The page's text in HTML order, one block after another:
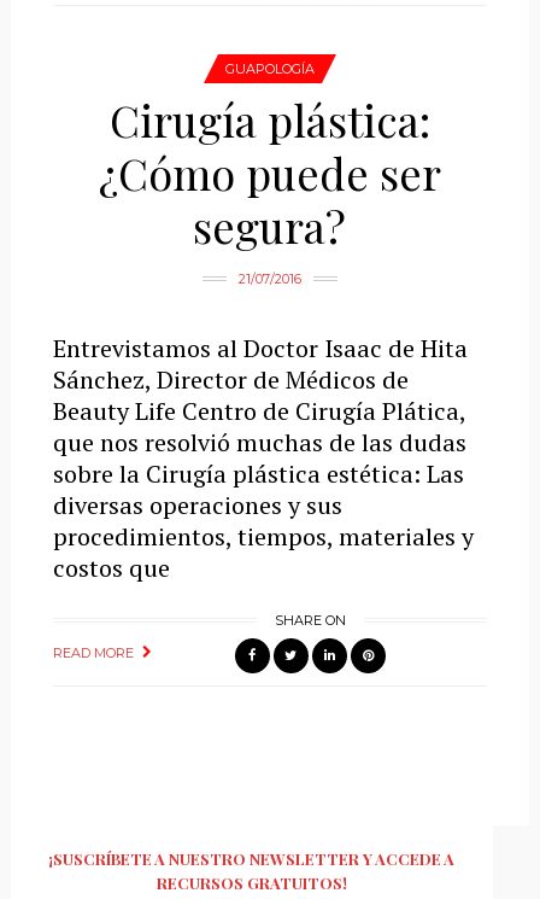
GUAPOLOGÍA
Cirugía plástica:
¿Cómo puede ser
segura?
21/07/2016
Entrevistamos al Doctor Isaac de Hita
Sánchez, Director de Médicos de
Beauty Life Centro de Cirugía Plática,
que nos resolvió muchas de las dudas
sobre la Cirugía plástica estética: Las
diversas operaciones y sus
procedimientos, tiempos, materiales y
costos que
READ MORE
SHARE ON
¡SUSCRÍBETE A NUESTRO NEWSLETTER Y ACCEDE A
RECURSOS GRATUITOS!